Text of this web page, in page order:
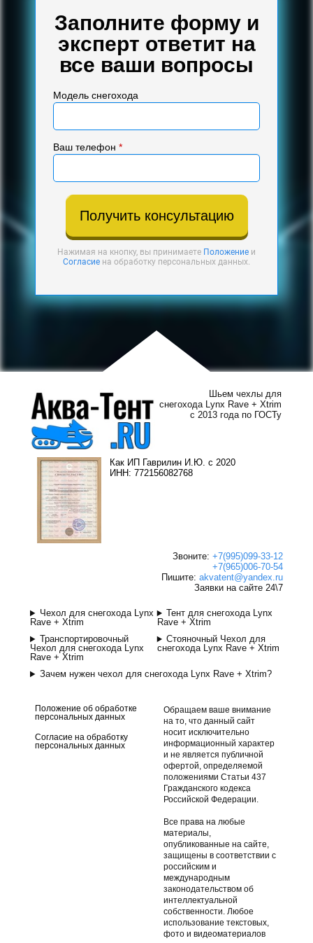
Заполните форму и
эксперт ответит на
все ваши вопросы
Модель снегохода
Ваш телефон *
Получить консультацию
Нажимая на кнопку, вы принимаете Положение и
Согласие на обработку персональных данных.
Шьем чехлы для
снегохода Lynx Rave + Xtrim
с 2013 года по ГОСТу
Как ИП Гаврилин И.Ю. с 2020
ИНН: 772156082768
Звоните: +7(995)099-33-12
+7(965)006-70-54
Пишите: akvatent@yandex.ru
Заявки на сайте 24\7
Чехол для снегохода Lynx
Rave + Xtrim
Тент для снегохода Lynx
Rave + Xtrim
Транспортировочный
Чехол для снегохода Lynx
Rave + Xtrim
Стояночный Чехол для
снегохода Lynx Rave + Xtrim
Зачем нужен чехол для снегохода Lynx Rave + Xtrim?
Положение об обработке
персональных данных
Согласие на обработку
персональных данных
Обращаем ваше внимание
на то, что данный сайт
носит исключительно
информационный характер
и не является публичной
офертой, определяемой
положениями Статьи 437
Гражданского кодекса
Российской Федерации.
Все права на любые
материалы,
опубликованные на сайте,
защищены в соответствии с
российским и
международным
законодательством об
интеллектуальной
собственности. Любое
использование текстовых,
фото и видеоматериалов